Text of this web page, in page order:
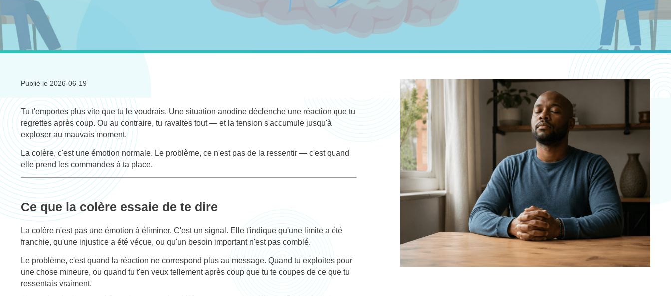
Publié le 2026-06-19
Tu t'emportes plus vite que tu le voudrais. Une situation anodine déclenche une réaction que tu
regrettes après coup. Ou au contraire, tu ravaltes tout — et la tension s'accumule jusqu'à
exploser au mauvais moment.
La colère, c'est une émotion normale. Le problème, ce n'est pas de la ressentir — c'est quand
elle prend les commandes à ta place.
Ce que la colère essaie de te dire
La colère n'est pas une émotion à éliminer. C'est un signal. Elle t'indique qu'une limite a été
franchie, qu'une injustice a été vécue, ou qu'un besoin important n'est pas comblé.
Le problème, c'est quand la réaction ne correspond plus au message. Quand tu exploites pour
une chose mineure, ou quand tu t'en veux tellement après coup que tu te coupes de ce que tu
ressentais vraiment.